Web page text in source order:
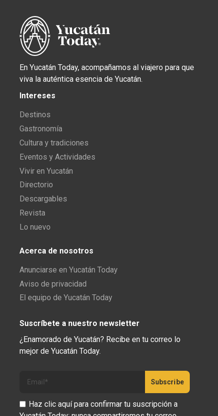
En Yucatán Today, acompañamos al viajero para que
viva la auténtica esencia de Yucatán.
Intereses
Destinos
Gastronomía
Cultura y tradiciones
Eventos y Actividades
Vivir en Yucatán
Directorio
Descargables
Revista
Lo nuevo
Acerca de nosotros
Anunciarse en Yucatán Today
Aviso de privacidad
El equipo de Yucatán Today
Suscríbete a nuestro newsletter
¿Enamorado de Yucatán? Recibe en tu correo lo
mejor de Yucatán Today.
Haz clic aquí para confirmar tu suscripción a